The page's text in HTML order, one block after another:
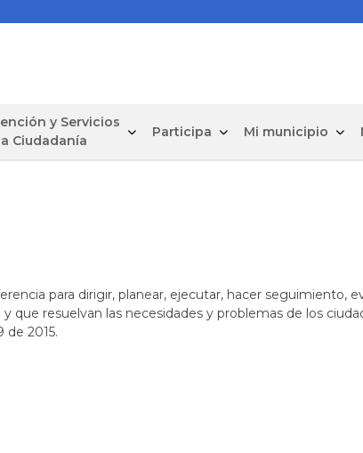
y Servicios
Ciudadanía
Participa Mi municipio
para dirigir, planear, ejecutar, hacer seguimiento,
que resuelvan las necesidades y problemas de los
2015.